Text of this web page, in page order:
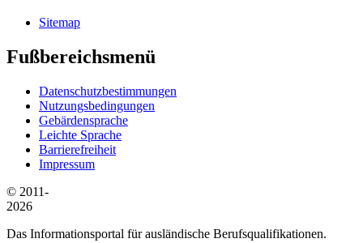
Sitemap
Fußbereichsmenü
Datenschutzbestimmungen
Nutzungsbedingungen
Gebärdensprache
Leichte Sprache
Barrierefreiheit
Impressum
© 2011-
2026
Das Informationsportal für ausländische Berufsqualifikationen.